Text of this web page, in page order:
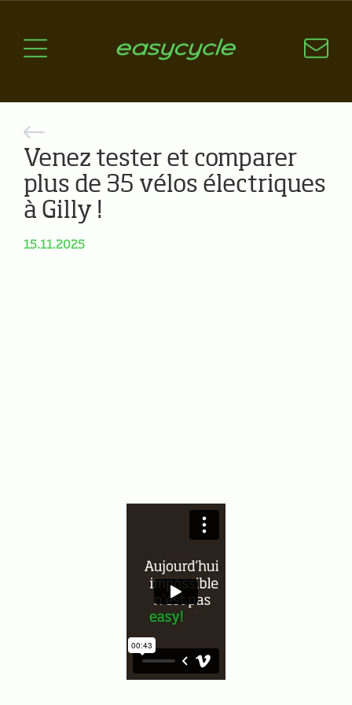
Aspects techniques
Nos critères de sélection
Questions / Réponses
A jour
News
Venez tester et comparer
plus de 35 vélos électriques
à Gilly !
15.11.2025